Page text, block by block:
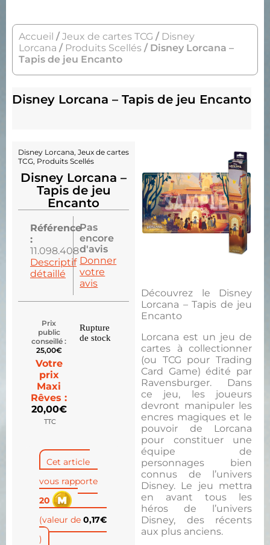
Accueil /Jeux de cartes TCG / Disney
Lorcana / Produits Scellés / Disney Lorcana –
Tapis de jeu Encanto
Disney Lorcana – Tapis de jeu Encanto
Découvrez le Disney
Lorcana – Tapis de jeu
Encanto
Lorcana est un jeu de
cartes à collectionner
(ou TCG pour Trading
Card Game) édité par
Ravensburger. Dans
ce jeu, les joueurs
devront manipuler les
encres magiques et le
pouvoir de Lorcana
pour constituer une
équipe de
personnages bien
connus de l’univers
Disney. Le jeu mettra
en avant tous les
héros de l’univers
Disney, des récents
aux plus anciens.
Disney Lorcana, Jeux de cartes
TCG, Produits Scellés
Disney Lorcana –
Tapis de jeu
Encanto
Référence
:
11.098.408
Descriptif
détaillé
Pas
encore
d'avis
Donner
votre
avis
Prix
public
conseillé :
25,00€
Votre
prix
Maxi
Rêves :
20,00€
TTC
Rupture
de stock
Cet article
vous rapporte
20
(valeur de 0,17€
)